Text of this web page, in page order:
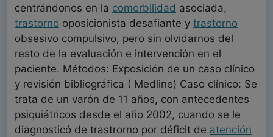
centrándonos en la comorbilidad asociada,
trastorno oposicionista desafiante y trastorno
obsesivo compulsivo, pero sin olvidarnos del
resto de la evaluación e intervención en el
paciente. Métodos: Exposición de un caso clínico
y revisión bibliográfica ( Medline) Caso clínico: Se
trata de un varón de 11 años, con antecedentes
psiquiátricos desde el año 2002, cuando se le
diagnosticó de trastrorno por déficit de atención